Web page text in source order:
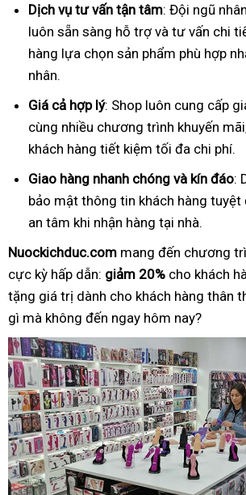
Dịch vụ tư vấn tận tâm: Đội ngũ
luôn sẵn sàng hỗ trợ và tư vấn chi
hàng lựa chọn sản phẩm phù hợp
nhân.
Giá cả hợp lý: Shop luôn cung cấp
cùng nhiều chương trình khuyến
khách hàng tiết kiệm tối đa chi phí.
Giao hàng nhanh chóng và kín đáo:
bảo mật thông tin khách hàng
an tâm khi nhận hàng tại nhà.
Nuockichduc.com mang đến chương
cực kỳ hấp dẫn: giảm 20% cho khách
tặng giá trị dành cho khách hàng thân
gì mà không đến ngay hôm nay?